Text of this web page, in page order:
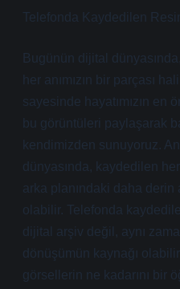
Telefonda Kaydedilen
Bugünün dijital
her anımızın bir parçası
sayesinde hayatımızın en
bu görüntüleri paylaşarak
kendimizden sunuyoruz.
dünyasında, kaydedilen
arka planındaki daha derin
olabilir. Telefonda
dijital arşiv değil, aynı
dönüşümün kaynağı
görsellerin ne kadarını bir